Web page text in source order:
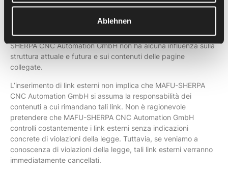
Ablehnen
prima pubblicazione dei link esterni, MAFU-SHERPA CNC
accertarsi che non vi fossero violazioni della legge. In quel
momento non erano evidenti violazioni di legge. MAFU-
SHERPA CNC Automation GmbH non ha alcuna influenza sulla
struttura attuale e futura e sui contenuti delle pagine
collegate.
L’inserimento di link esterni non implica che MAFU-SHERPA
CNC Automation GmbH si assuma la responsabilità dei
contenuti a cui rimandano tali link. Non è ragionevole
pretendere che MAFU-SHERPA CNC Automation GmbH
controlli costantemente i link esterni senza indicazioni
concrete di violazioni della legge. Tuttavia, se veniamo a
conoscenza di violazioni della legge, tali link esterni verranno
immediatamente cancellati.